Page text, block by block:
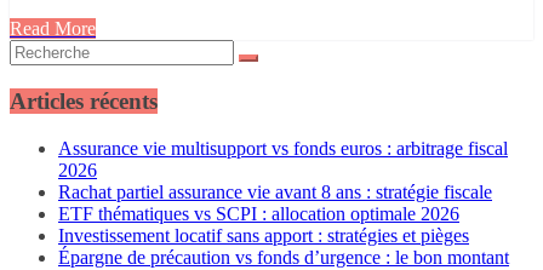
Read More
Articles récents
Assurance vie multisupport vs fonds euros : arbitrage fiscal
2026
Rachat partiel assurance vie avant 8 ans : stratégie fiscale
ETF thématiques vs SCPI : allocation optimale 2026
Investissement locatif sans apport : stratégies et pièges
Épargne de précaution vs fonds d’urgence : le bon montant